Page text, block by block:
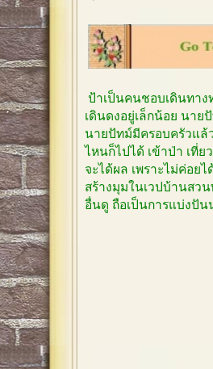
ป้าเป็นคนชอบเดินทาง
เดินดงอยู่เล็กน้อย นาย
นายปัทม์มีครอบครัวแล้
ไหนก็ไปได้ เข้าป่า เที่
จะได้ผล เพราะไม่ค่อย
สร้างมุมในเวปบ้านสว
อื่นดู ถือเป็นการแบ่งปัน